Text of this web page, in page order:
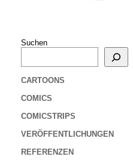
Suchen
CARTOONS
COMICS
COMICSTRIPS
VERÖFFENTLICHUNGEN
REFERENZEN